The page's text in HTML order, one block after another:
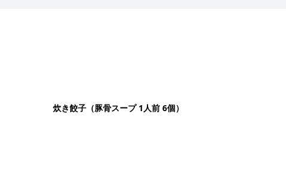
炊き餃子（豚骨スープ 1人前 6個）